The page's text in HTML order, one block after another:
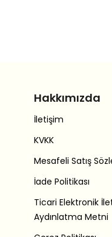
Hakkımızda
İletişim
KVKK
Mesafeli Satış
İade Politikası
Ticari Elektronik
Aydınlatma Metni